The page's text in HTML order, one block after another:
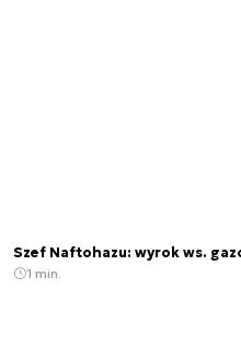
Szef Naftohazu: wyrok ws.
1 min.